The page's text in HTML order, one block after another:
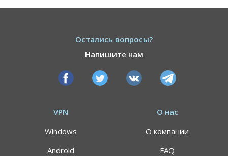
Остались вопросы?
Напишите нам
VPN
Windows
Android
О нас
О компании
FAQ